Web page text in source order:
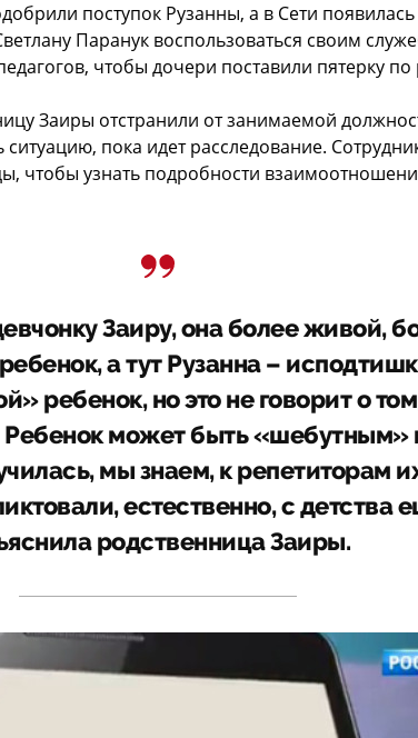
поступок Рузанны, а в Сети
Паранук воспользоваться своим
чтобы дочери поставили пятерку по
Заиры отстранили от занимаемой
пока идет расследование.
чтобы узнать подробности
Заиру, она более живой,
а тут Рузанна –
ребенок, но это не говорит о
Ребенок может быть «шебутным»
мы знаем, к репетиторам
естественно, с детства
родственница Заиры.